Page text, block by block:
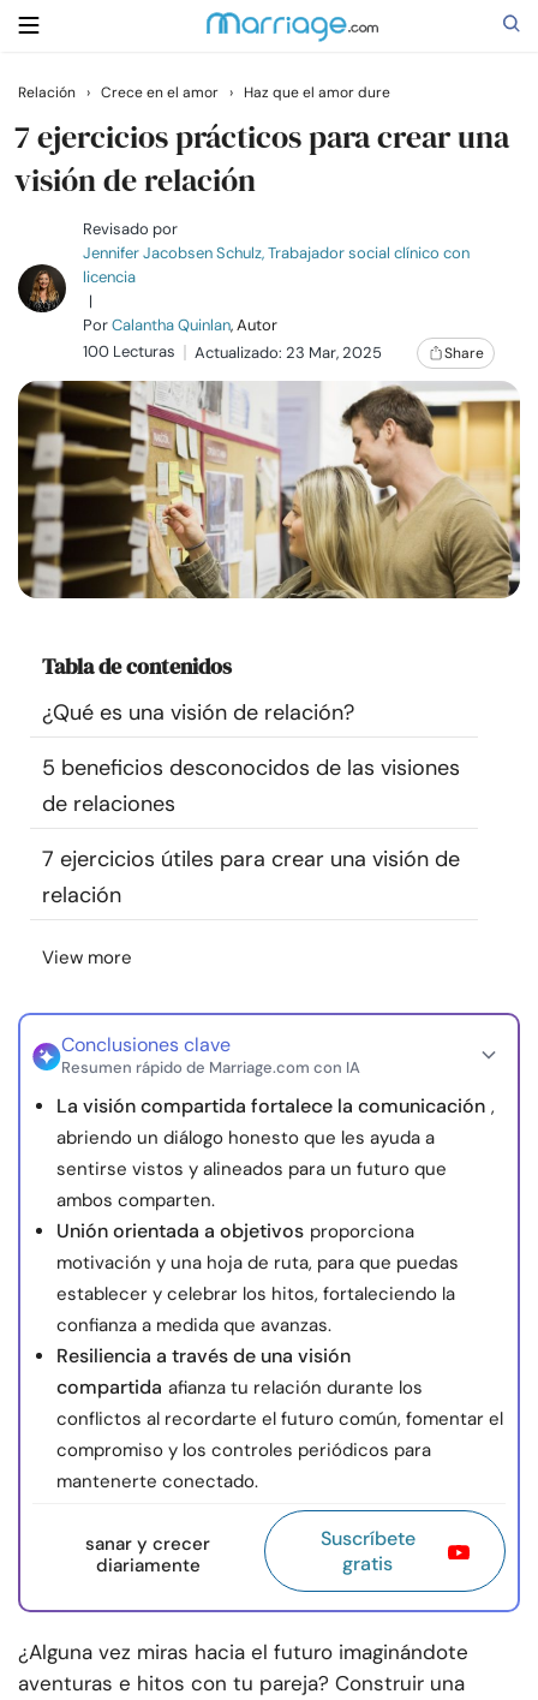
Buscar
Casarse
Relaciones
Familia
Ayuda
Cursos
Recursos
Encuentra un terapeuta
Idioma
Sobre nosotros Contáctanos Escríbenos
Publicidad con
nosotros
Relación › Crece en el amor › Haz que el amor dure
7 ejercicios prácticos para crear una
visión de relación
Revisado por
Jennifer Jacobsen Schulz, Trabajador social clínico con
licencia
|
PorCalantha Quinlan, Autor
100 Lecturas
Actualizado: 23 Mar, 2025 Share
Tabla de contenidos
¿Qué es una visión de relación?
5 beneficios desconocidos de las visiones
de relaciones
7 ejercicios útiles para crear una visión de
relación
View more
Conclusiones clave
Resumen rápido de Marriage.com con IA
La visión compartida fortalece la comunicación ,
abriendo un diálogo honesto que les ayuda a
sentirse vistos y alineados para un futuro que
ambos comparten.
Unión orientada a objetivos proporciona
motivación y una hoja de ruta, para que puedas
establecer y celebrar los hitos, fortaleciendo la
confianza a medida que avanzas.
Resiliencia a través de una visión
compartida afianza tu relación durante los
conflictos al recordarte el futuro común, fomentar el
compromiso y los controles periódicos para
mantenerte conectado.
sanar y crecer
diariamente
Suscríbete
gratis
¿Alguna vez miras hacia el futuro imaginándote
aventuras e hitos con tu pareja? Construir una